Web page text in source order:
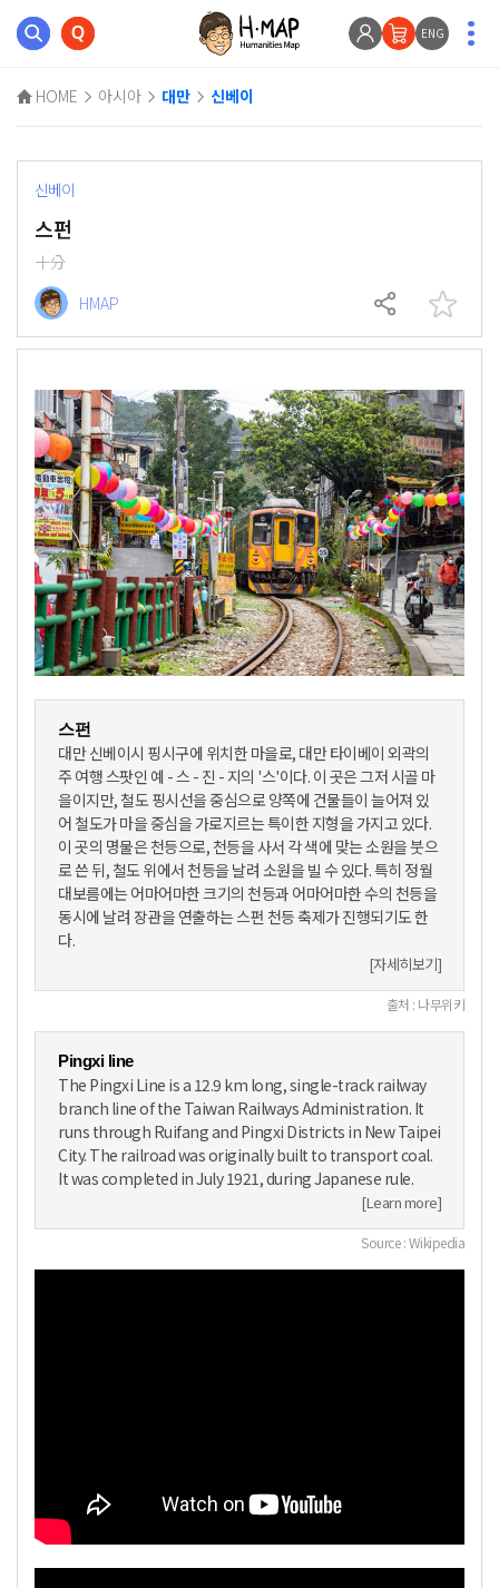
ENG
HOME 아시아 대만 신베이
신베이
스펀
十分
HMAP
스펀
대만 신베이시 핑시구에 위치한 마을로, 대만 타이베이 외곽의
주 여행 스팟인 예 - 스 - 진 - 지의 '스'이다. 이 곳은 그저 시골 마
을이지만, 철도 핑시선을 중심으로 양쪽에 건물들이 늘어져 있
어 철도가 마을 중심을 가로지르는 특이한 지형을 가지고 있다.
이 곳의 명물은 천등으로, 천등을 사서 각 색에 맞는 소원을 붓으
로 쓴 뒤, 철도 위에서 천등을 날려 소원을 빌 수 있다. 특히 정월
대보름에는 어마어마한 크기의 천등과 어마어마한 수의 천등을
동시에 날려 장관을 연출하는 스펀 천등 축제가 진행되기도 한
다.
[자세히보기]
출처 : 나무위키
Pingxi line
The Pingxi Line is a 12.9 km long, single-track railway
branch line of the Taiwan Railways Administration. It
runs through Ruifang and Pingxi Districts in New Taipei
City. The railroad was originally built to transport coal.
It was completed in July 1921, during Japanese rule.
[Learn more]
Source : Wikipedia